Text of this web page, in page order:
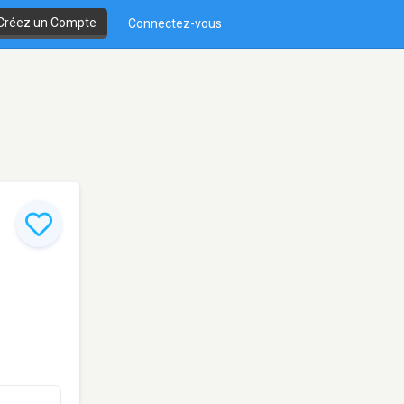
un Compte Connectez-vous